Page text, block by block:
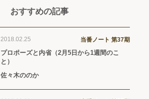
おすすめの記事
2018.02.25 当番ノート 第37期
プロポーズと内省（2月5日から1週間のこ
と）
佐々木ののか